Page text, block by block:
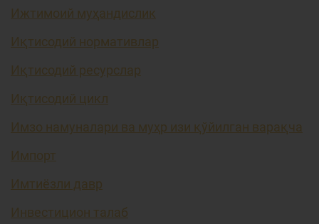
Ижтимоий муҳандислик
Иқтисодий нормативлар
Иқтисодий ресурслар
Иқтисодий цикл
Имзо намуналари ва муҳр изи қўйилган варақча
Импорт
Имтиёзли давр
Инвестицион талаб